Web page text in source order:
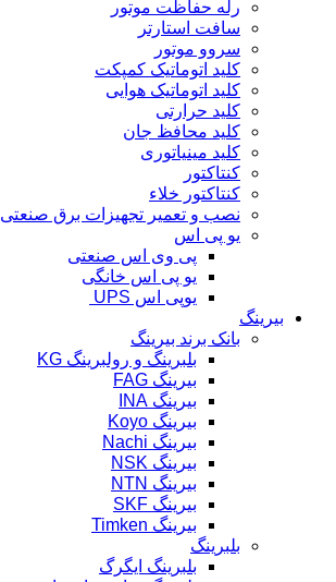
رله حفاظت موتور
سافت استارتر
سروو موتور
کلید اتوماتیک کمپکت
کلید اتوماتیک هوایی
کلید حرارتی
کلید محافظ جان
کلید مینیاتوری
کنتاکتور
کنتاکتور خلاء
نصب و تعمیر تجهیزات برق صنعتی
یو پی اس
پی وی اس صنعتی
یو پی اس خانگی
یوپی اس UPS
بیرینگ
بانک برند بیرینگ
بلبرینگ و رولبرینگ KG
بیرینگ FAG
بیرینگ INA
بیرینگ Koyo
بیرینگ Nachi
بیرینگ NSK
بیرینگ NTN
بیرینگ SKF
بیرینگ Timken
بلبرینگ
بلبرینگ ایگرگ